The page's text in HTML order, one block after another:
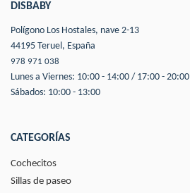
DISBABY
Polígono Los Hostales, nave 2-13
44195 Teruel, España
978 971 038
Lunes a Viernes: 10:00 - 14:00 / 17:00 - 20:00
Sábados: 10:00 - 13:00
CATEGORÍAS
Cochecitos
Sillas de paseo